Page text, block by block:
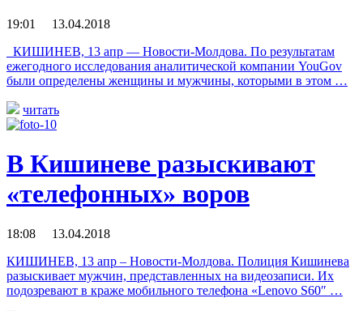
19:01 13.04.2018
КИШИНЕВ, 13 апр — Новости-Молдова. По результатам
ежегодного исследования аналитической компании YouGov
были определены женщины и мужчины, которыми в этом …
читать
В Кишиневе разыскивают
«телефонных» воров
18:08 13.04.2018
КИШИНЕВ, 13 апр – Новости-Молдова. Полиция Кишинева
разыскивает мужчин, представленных на видеозаписи. Их
подозревают в краже мобильного телефона «Lenovo S60″ …